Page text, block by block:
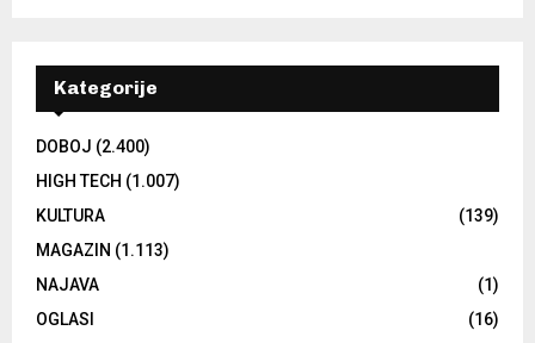
Kategorije
DOBOJ (2.400)
HIGH TECH (1.007)
KULTURA
(139)
MAGAZIN (1.113)
NAJAVA
(1)
OGLASI
(16)